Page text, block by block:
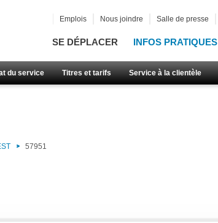
SE DÉPLACER INFOS PRATIQUES
du service Titres et tarifs Service à la clientèle
Emplois Nous joindre Salle de presse
57951